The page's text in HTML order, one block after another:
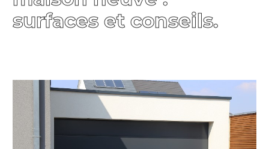
surfaces et conseils.